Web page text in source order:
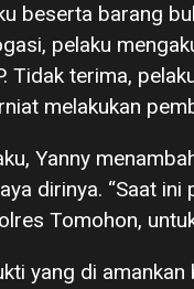
beserta barang
pelaku
Tidak terima,
melakukan
Yanny
dirinya. “Saat
Tomohon,
yang di amankan